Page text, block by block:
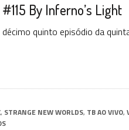
By Inferno’s Light
quinto episódio da
, STRANGE NEW WORLDS, TB AO VIVO,